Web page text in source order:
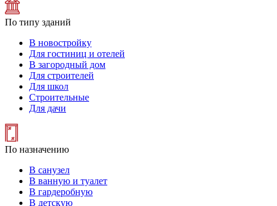
По типу зданий
В новостройку
Для гостиниц и отелей
В загородный дом
Для строителей
Для школ
Строительные
Для дачи
По назначению
В санузел
В ванную и туалет
В гардеробную
В детскую